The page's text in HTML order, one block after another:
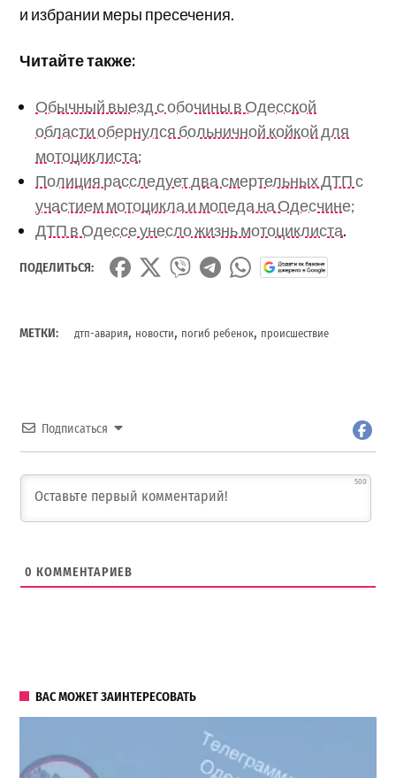
и избрании меры пресечения.
Читайте также:
Обычный выезд с обочины в Одесской
области обернулся больничной койкой для
мотоциклиста;
Полиция расследует два смертельных ДТП с
участием мотоцикла и мопеда на Одесчине;
ДТП в Одессе унесло жизнь мотоциклиста.
ПОДЕЛИТЬСЯ:
МЕТКИ: дтп-авария, новости, погиб ребенок, происшествие
Подписаться
500
0 КОММЕНТАРИЕВ
ВАС МОЖЕТ ЗАИНТЕРЕСОВАТЬ